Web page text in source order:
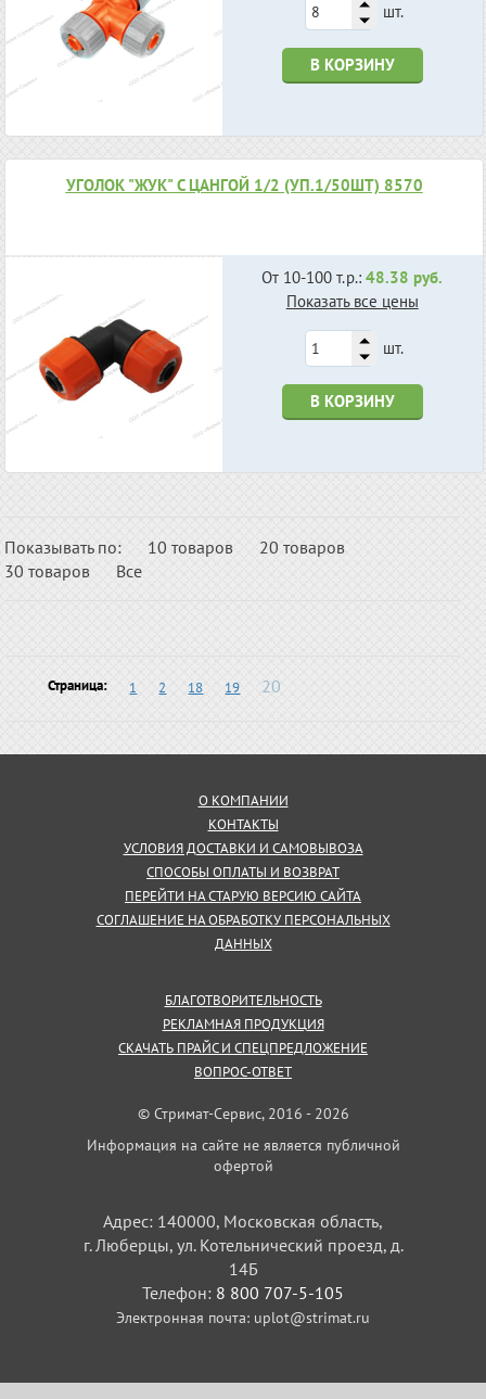
шт.
В КОРЗИНУ
УГОЛОК "ЖУК" С ЦАНГОЙ 1/2 (УП.1/50ШТ) 8570
От 10-100 т.р.:48.38 руб.
Показать все цены
шт.
В КОРЗИНУ
Показывать по: 10 товаров
20 товаров
30 товаров
Все
Страница: 1 2 18 19 20
О КОМПАНИИ
КОНТАКТЫ
УСЛОВИЯ ДОСТАВКИ И САМОВЫВОЗА
СПОСОБЫ ОПЛАТЫ И ВОЗВРАТ
ПЕРЕЙТИ НА СТАРУЮ ВЕРСИЮ САЙТА
СОГЛАШЕНИЕ НА ОБРАБОТКУ ПЕРСОНАЛЬНЫХ
ДАННЫХ
БЛАГОТВОРИТЕЛЬНОСТЬ
РЕКЛАМНАЯ ПРОДУКЦИЯ
СКАЧАТЬ ПРАЙС И СПЕЦПРЕДЛОЖЕНИЕ
ВОПРОС-ОТВЕТ
© Стримат-Сервис, 2016 - 2026
Информация на сайте не является публичной
офертой
Адрес: 140000, Московская область,
г. Люберцы, ул. Котельнический проезд, д.
14Б
Телефон: 8 800 707-5-105
Электронная почта: uplot@strimat.ru